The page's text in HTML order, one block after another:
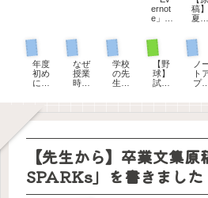
かな
い。
わな
いの
で退
会し
ま
す。
100の
質問
ドサ
ービ
介
くな
る花
ernot
e」か
「Up
Note
」へ
20年
分の
手帳
を移
かっ
たこ
と
稿】
夏休
前、
生徒
指導
の先
生の
お話
版）
教育用語
年度
初め
に確
い。
「服
宣
誓」
は誰
にす
るの
現職教育担当として
なぜ
授業
時間
なの
にど
んな
意味
るの
教師手帳
学校
の先
生に
【教
令和
８年
度版
きま
した
部活動顧問と
【野
球】
試合
間の
ック
の進
め方
パ
ノ
ト
プリ
ろ検
teに
決
まし
た。
【先生から】卒業文集
SPARKs」を書きました